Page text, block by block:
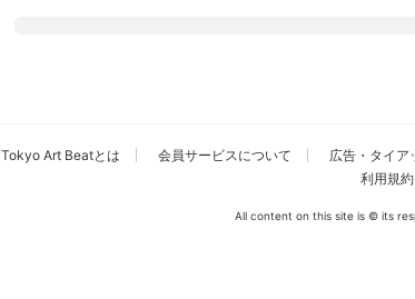
Tokyo Art Beatとは 会員サービスについて 広告・タイア
利用規約
All content on this site is © its